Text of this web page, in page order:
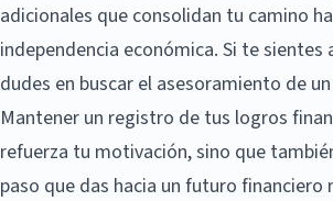
adicionales que consolidan tu camino
independencia económica. Si te sientes
dudes en buscar el asesoramiento de
Mantener un registro de tus logros
refuerza tu motivación, sino que
paso que das hacia un futuro financiero